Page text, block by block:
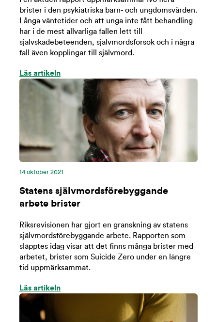
brister i den psykiatriska barn- och ungdomsvården.
Långa väntetider och att unga inte fått behandling
har i de mest allvarliga fallen lett till
självskadebeteenden, självmordsförsök och i några
fall även kopplingar till självmord.
Läs artikeln
14 oktober 2021
Statens självmordsförebyggande
arbete brister
Riksrevisionen har gjort en granskning av statens
självmordsförebyggande arbete. Rapporten som
släpptes idag visar att det finns många brister med
arbetet, brister som Suicide Zero under en längre
tid uppmärksammat.
Läs artikeln